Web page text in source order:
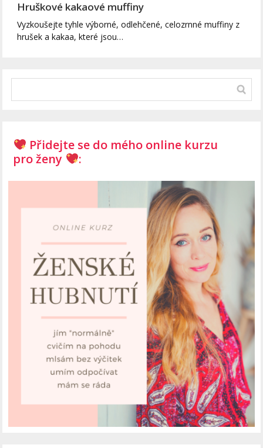
Hruškové kakaové muffiny
Vyzkoušejte tyhle výborné, odlehčené, celozrnné muffiny z
hrušek a kakaa, které jsou…
Přidejte se do mého online kurzu
pro ženy
: